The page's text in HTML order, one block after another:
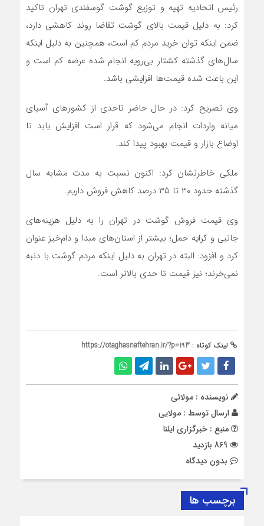
رئیس اتحادیه تهیه و توزیع گوشت گوسفندی تهران تاکید
کرد: به دلیل قیمت بالای گوشت تقاضا روند کاهشی دارد،
ضمن اینکه توان خرید مردم کم است، همچنین به دلیل اینکه
سال‌های گذشته کشتار بی‌رویه انجام شده عرضه کم است و
این باعث شده قیمت‌ها افزایشی باشد.
وی تصریح کرد: در حال حاضر تاحدی از کشورهای آسیای
میانه واردات انجام می‌شود که قرار است افزایش یابد تا
اوضاع بازار و قیمت بهبود پیدا کند.
ملکی خاطرنشان کرد: اکنون نسبت به مدت مشابه سال
گذشته حدود ۳۰ تا ۳۵ درصد کاهش فروش داریم.
وی قیمت فروش گوشت در تهران را به دلیل هزینه‌های
جانبی و کرایه حمل؛ بیشتر از استان‌های مبدا و دام‌خیز عنوان
کرد و افزود: البته در تهران به دلیل اینکه مردم گوشت با دنبه
نمی‌خرند؛ نیز قیمت تا حدی بالاتر است.
لینک کوتاه : https://otaghasnaftehran.ir/?p=193
نویسنده : مولائی
ارسال توسط : مولایی
منبع : خبرگزاری ایلنا
بدون دیدگاه
برچسب ها